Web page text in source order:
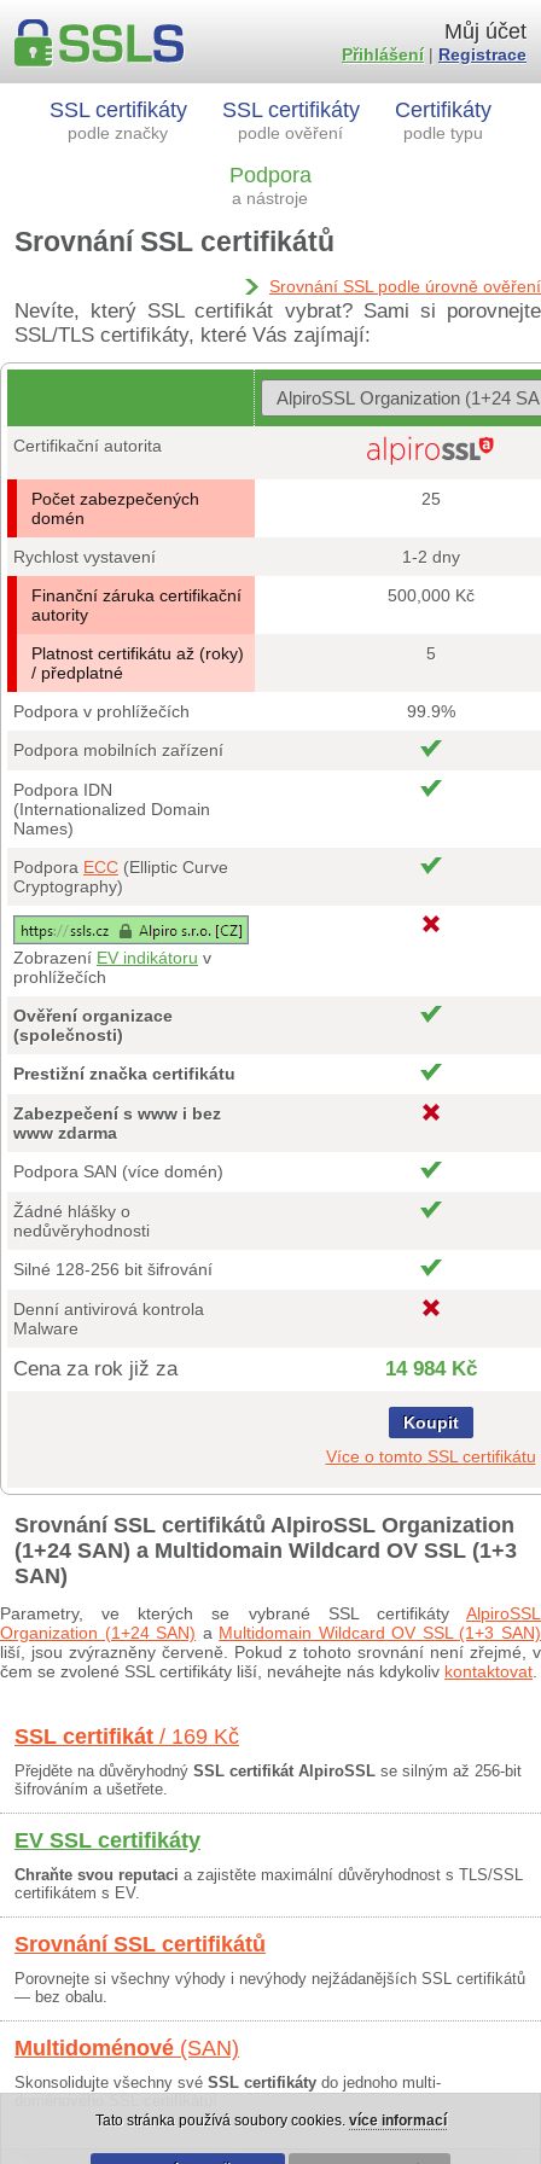
SSL certifikáty
podle značky
SSL certifikáty
podle ověření
Certifikáty
podle typu
Podpora
a nástroje
Můj účet
Přihlášení| Registrace
Srovnání SSL certifikátů
Srovnání SSL podle úrovně ověření
Nevíte, který SSL certifikát vybrat? Sami si porovnejte
SSL/TLS certifikáty, které Vás zajímají:
Certifikační autorita
Počet zabezpečených
domén
25
Rychlost vystavení
1-2 dny
Finanční záruka certifikační
autority
500,000 Kč
Platnost certifikátu až (roky)
/ předplatné
5
Podpora v prohlížečích
99.9%
Podpora mobilních zařízení
Podpora IDN
(Internationalized Domain
Names)
Podpora ECC (Elliptic Curve
Cryptography)
Zobrazení EV indikátoru v
prohlížečích
Ověření organizace
(společnosti)
Prestižní značka certifikátu
Zabezpečení s www i bez
www zdarma
Podpora SAN (více domén)
Žádné hlášky o
nedůvěryhodnosti
Silné 128-256 bit šifrování
Denní antivirová kontrola
Malware
Cena za rok již za 14 984 Kč
Koupit
Více o tomto SSL certifikátu
Srovnání SSL certifikátů AlpiroSSL Organization
(1+24 SAN) a Multidomain Wildcard OV SSL (1+3
SAN)
Parametry, ve kterých se vybrané SSL certifikáty AlpiroSSL
Organization (1+24 SAN) a Multidomain Wildcard OV SSL (1+3 SAN)
liší, jsou zvýrazněny červeně. Pokud z tohoto srovnání není zřejmé, v
čem se zvolené SSL certifikáty liší, neváhejte nás kdykoliv kontaktovat
SSL certifikát / 169 Kč
Přejděte na důvěryhodný SSL certifikát AlpiroSSL se silným až 256-bit
šifrováním a ušetřete.
EV SSL certifikáty
Chraňte svou reputaci a zajistěte maximální důvěryhodnost s TLS/SSL
certifikátem s EV.
Srovnání SSL certifikátů
Porovnejte si všechny výhody i nevýhody nejžádanějších SSL certifikátů
— bez obalu.
Multidoménové (SAN)
Skonsolidujte všechny své SSL certifikáty do jednoho multi-
Tato stránka používá soubory cookies. více informací